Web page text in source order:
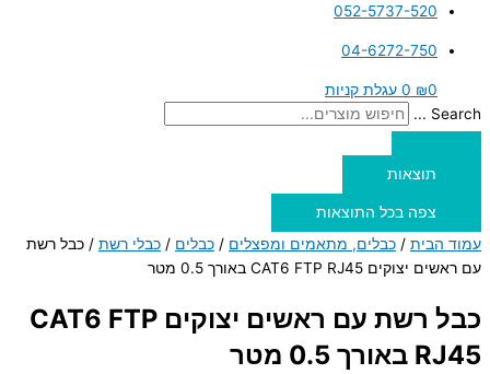
052-5737-520
04-6272-750
₪0
0 עגלת קניות
Search ...
תוצאות
צפה בכל התוצאות
עמוד הבית / כבלים, מתאמים ומפצלים / כבלים / כבלי רשת / כבל רשת
עם ראשים יצוקים CAT6 FTP RJ45 באורך 0.5 מטר
כבל רשת עם ראשים יצוקים CAT6 FTP
RJ45 באורך 0.5 מטר